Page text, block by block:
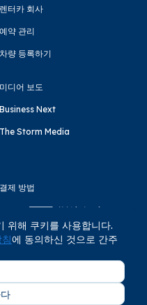
렌터카 회사
예약 관리
차량 등록하기
미디어 보도
Business Next
The Storm Media
결제 방법
2026 All rights reserved.
위해 쿠키를 사용합니다.
에 동의하신 것으로 간주